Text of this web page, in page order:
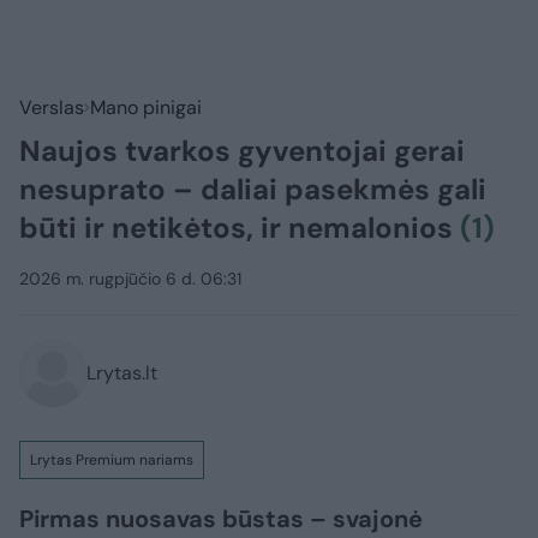
Verslas Mano pinigai
Naujos tvarkos gyventojai gerai
nesuprato – daliai pasekmės gali
būti ir netikėtos, ir nemalonios (1)
2026 m. rugpjūčio 6 d. 06:31
Lrytas.lt
Lrytas Premium nariams
Pirmas nuosavas būstas – svajonė